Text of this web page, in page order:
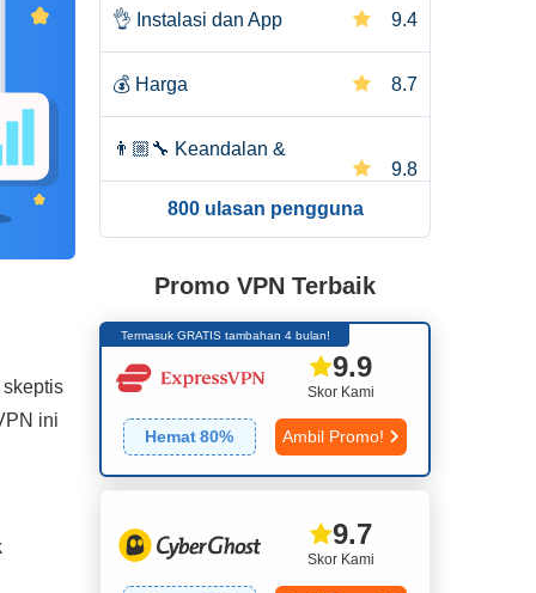
ini
👌 Instalasi dan App 9.4
💰 Harga 8.7
👨🏼‍🔧 Keandalan &
Dukungan
9.8
800 ulasan pengguna
Promo VPN Terbaik
Termasuk GRATIS tambahan 4 bulan!
Skor Kami
9.9
Hemat 80% Ambil Promo!
Skor Kami
9.7